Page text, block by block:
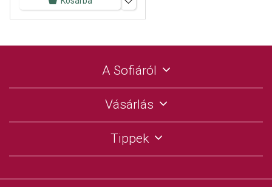
A Sofiáról
Vásárlás
Tippek